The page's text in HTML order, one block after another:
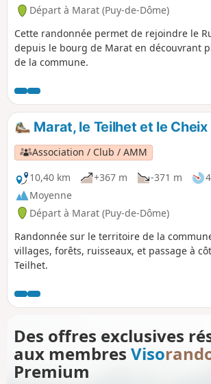
Départ à Marat (Puy-de-Dôme)
Cette randonnée permet de rejoindre le
depuis le bourg de Marat en découvrant
de la commune.
Marat, le Teilhet et le Cheix
Association / Club / AMM
10,40 km
+367 m -371 m
Moyenne
Départ à Marat (Puy-de-Dôme)
Randonnée sur le territoire de la
villages, forêts, ruisseaux, et passage à
Teilhet.
Des offres exclusives
aux membres Viso
Premium